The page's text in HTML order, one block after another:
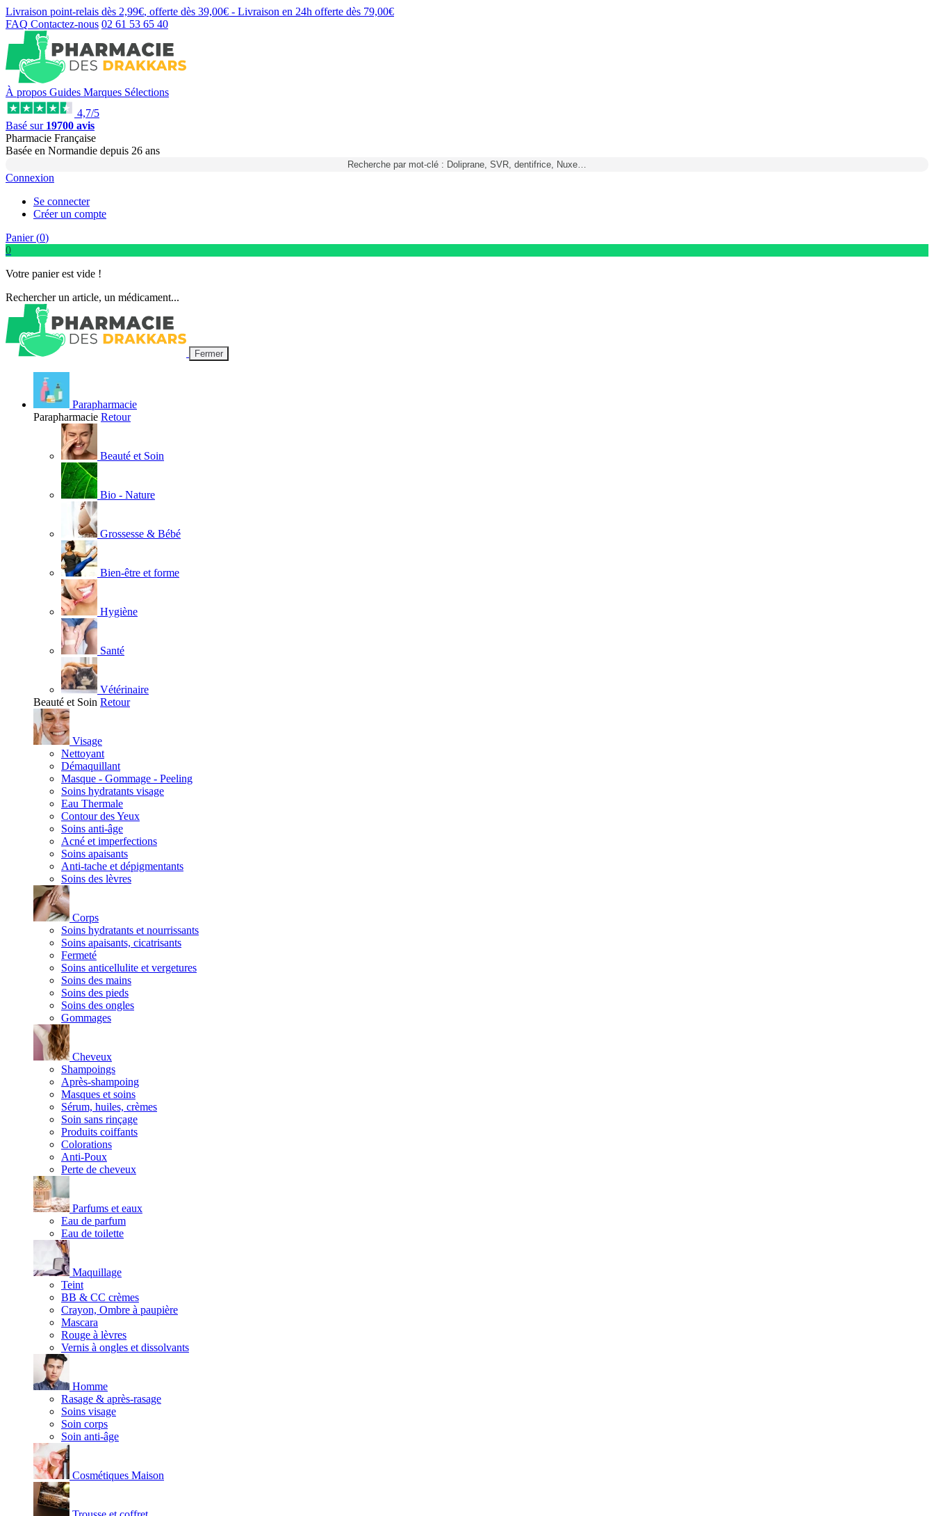
Livraison point-relais dès 2,99€, offerte dès 39,00€ - Livraison en 24h offerte dès 79,00€
FAQ Contactez-nous 02 61 53 65 40
À propos Guides Marques Sélections
4,7/5
Basé sur 19700 avis
Pharmacie Française
Basée en Normandie depuis 26 ans
Recherche par mot-clé : Doliprane, SVR, dentifrice, Nuxe…
Connexion
Se connecter
Créer un compte
Panier (0)
0
Votre panier est vide !
Rechercher un article, un médicament...
Fermer
Parapharmacie
Parapharmacie Retour
Beauté et Soin
Bio - Nature
Grossesse & Bébé
Bien-être et forme
Hygiène
Santé
Vétérinaire
Beauté et Soin Retour
Visage
Nettoyant
Démaquillant
Masque - Gommage - Peeling
Soins hydratants visage
Eau Thermale
Contour des Yeux
Soins anti-âge
Acné et imperfections
Soins apaisants
Anti-tache et dépigmentants
Soins des lèvres
Corps
Soins hydratants et nourrissants
Soins apaisants, cicatrisants
Fermeté
Soins anticellulite et vergetures
Soins des mains
Soins des pieds
Soins des ongles
Gommages
Cheveux
Shampoings
Après-shampoing
Masques et soins
Sérum, huiles, crèmes
Soin sans rinçage
Produits coiffants
Colorations
Anti-Poux
Perte de cheveux
Parfums et eaux
Eau de parfum
Eau de toilette
Maquillage
Teint
BB & CC crèmes
Crayon, Ombre à paupière
Mascara
Rouge à lèvres
Vernis à ongles et dissolvants
Homme
Rasage & après-rasage
Soins visage
Soin corps
Soin anti-âge
Cosmétiques Maison